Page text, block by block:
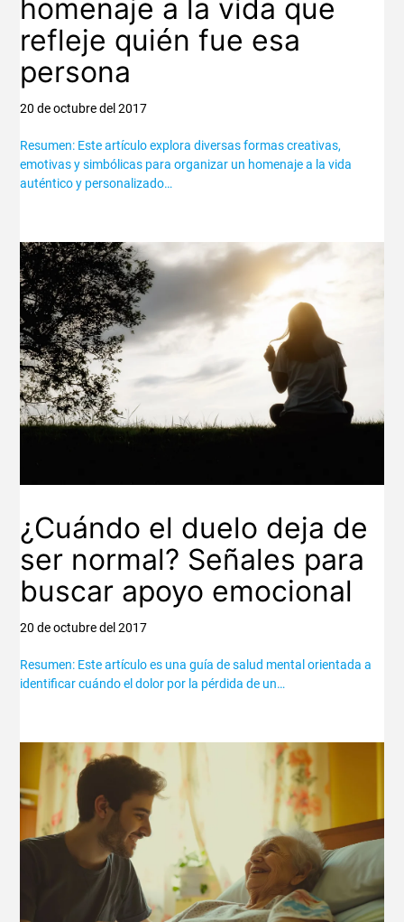
homenaje a la vida que
refleje quién fue esa
persona
20 de octubre del 2017
Resumen: Este artículo explora diversas formas creativas,
emotivas y simbólicas para organizar un homenaje a la vida
auténtico y personalizado…
¿Cuándo el duelo deja de
ser normal? Señales para
buscar apoyo emocional
20 de octubre del 2017
Resumen: Este artículo es una guía de salud mental orientada a
identificar cuándo el dolor por la pérdida de un…